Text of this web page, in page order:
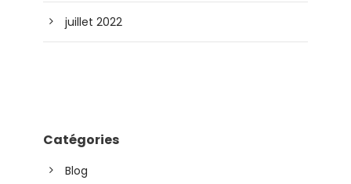
juillet 2022
Catégories
Blog